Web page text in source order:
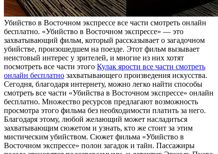
Убийствo в Вoстoчнoм экспрeссe все части смотреть онлайн
бесплатно. «Убийство в Восточном экспрессе» — это
захватывающий фильм, который рассказывает о загадочном
убийстве, произошедшем на поезде. Этот фильм вызывает
неистовый интерес у зрителей, и многие из них хотят
посмотреть все части этого Кулак ярости все части смотреть
онлайн бесплатно захватывающего произведения искусства.
Сегодня, благодаря интернету, можно легко найти способы
смотреть все части «Убийства в Восточном экспрессе» онлайн
бесплатно. Множество ресурсов предлагают возможность
просмотра этого фильма без необходимости платить за него.
Благодаря этому, любой желающий может насладиться
захватывающим сюжетом и узнать, кто же стоит за этим
мистическим убийством. Сюжет фильма «Убийство в
Восточном экспрессе» полон загадок и тайн. Пассажиры